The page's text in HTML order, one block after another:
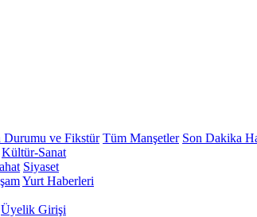
Durumu ve Fikstür Tüm Manşetler Son Dakika
Kültür-Sanat
Siyaset
Yurt Haberleri
Üyelik Girişi